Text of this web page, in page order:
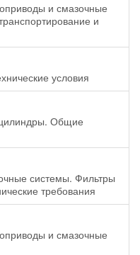
и смазочные
и
условия
Общие
системы. Фильтры
требования
и смазочные